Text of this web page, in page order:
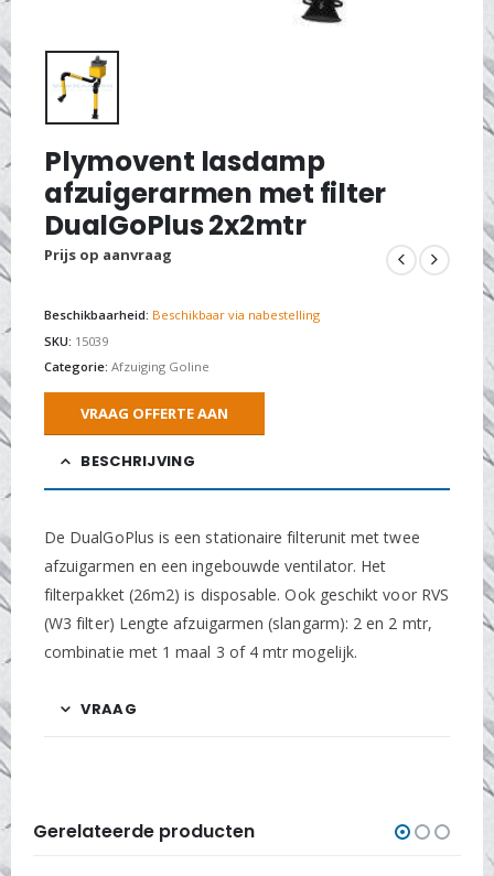
Plymovent lasdamp
afzuigerarmen met filter
DualGoPlus 2x2mtr
Prijs op aanvraag
Beschikbaarheid: Beschikbaar via nabestelling
SKU: 15039
Categorie: Afzuiging Goline
VRAAG OFFERTE AAN
BESCHRIJVING
De DualGoPlus is een stationaire filterunit met twee
afzuigarmen en een ingebouwde ventilator. Het
filterpakket (26m2) is disposable. Ook geschikt voor RVS
(W3 filter) Lengte afzuigarmen (slangarm): 2 en 2 mtr,
combinatie met 1 maal 3 of 4 mtr mogelijk.
VRAAG
Gerelateerde producten